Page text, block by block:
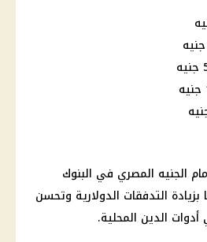
الجنيه المصري في البنوك
التدفقات الدولارية وتحسن
الدين المحلية.